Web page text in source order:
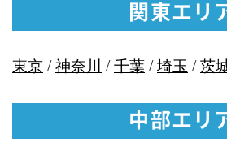
関東エリ
東京/神奈川 /千葉/埼玉 /茨
中部エリ